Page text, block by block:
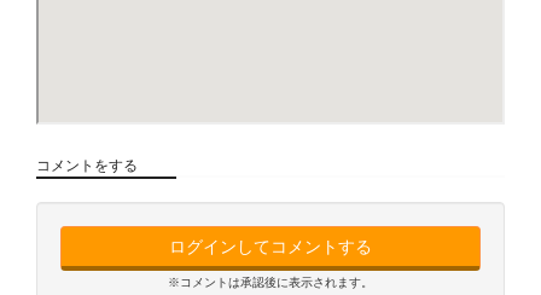
コメントをする
ログインしてコメントする
※コメントは承認後に表示されます。